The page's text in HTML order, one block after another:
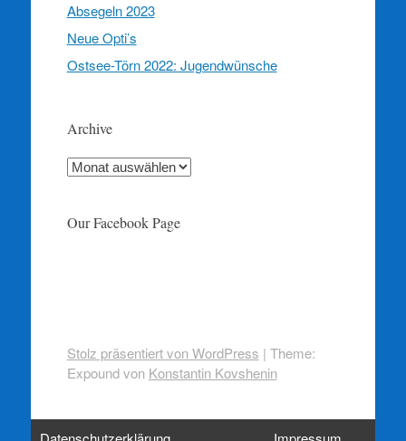
Absegeln 2023
Neue Opti’s
Ostsee-Törn 2022: Jugendwünsche
Archive
Archive
Our Facebook Page
Stolz präsentiert von WordPress | Theme:
Expound von Konstantin Kovshenin